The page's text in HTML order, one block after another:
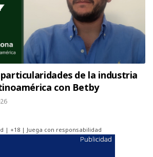
de la industria
con Betby
| +18 | Juega con responsabilidad